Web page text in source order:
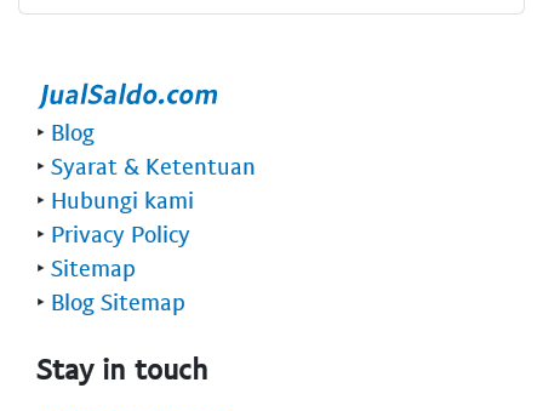
‣ Blog
‣ Syarat & Ketentuan
‣ Hubungi kami
‣ Privacy Policy
‣ Sitemap
‣ Blog Sitemap
Stay in touch